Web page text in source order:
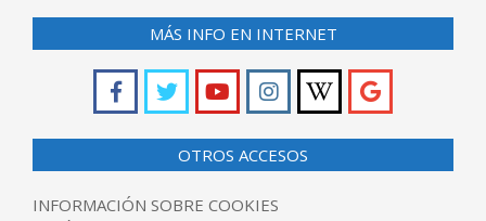
MÁS INFO EN INTERNET
OTROS ACCESOS
INFORMACIÓN SOBRE COOKIES